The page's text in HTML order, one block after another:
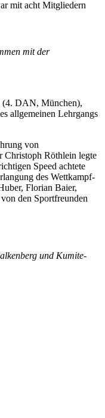
mit acht Mitgliedern
mit der
(4. DAN, München),
allgemeinen Lehrgangs
von
Christoph Röthlein legte
Speed achtete
des Wettkampf-
Florian Baier,
den Sportfreunden
und Kumite-